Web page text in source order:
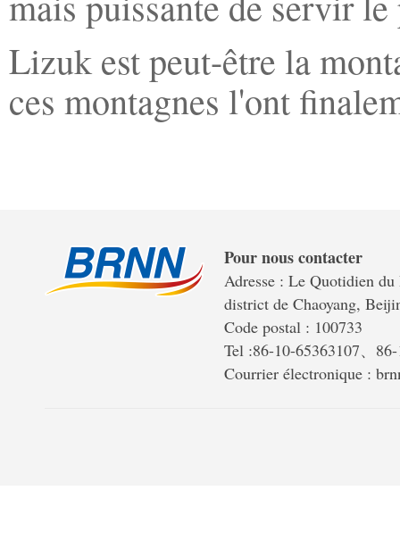
Lizuk est peut-être la
ces montagnes l'ont
Pour nous contacter
Adresse : Le Quotidien
district de Chaoyang,
Code postal : 100733
Tel :86-10-65363107、
Courrier électronique :